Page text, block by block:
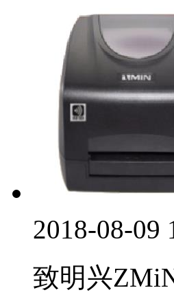
2018-08-09
致明兴